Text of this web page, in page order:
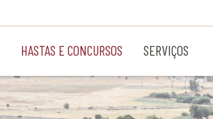
HASTAS E CONCURSOS SERVIÇOS